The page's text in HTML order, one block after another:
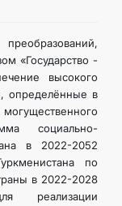
«Государство -
высокого
определённые в
социально-
в 2022-2052
по
в 2022-2028
реализации